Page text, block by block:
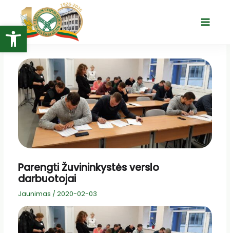
Open toolbar
turinio
Main
Parengti Žuvininkystės verslo
darbuotojai
Jaunimas / 2020-02-03